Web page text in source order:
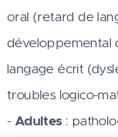
oral (retard de
développemental
langage écrit
troubles logico-
- Adultes: